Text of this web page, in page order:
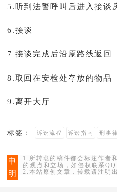
5.听到法警呼叫后进入接谈
6.接谈
7.接谈完成后沿原路线返回
8.取回在安检处存放的物品
9.离开大厅
标签： 诉讼流程 诉讼指南 刑事
申
明
1.所转载的稿件都会标注作者
的观点和立场，如侵权联系
2.本站原创文章，转载请注明